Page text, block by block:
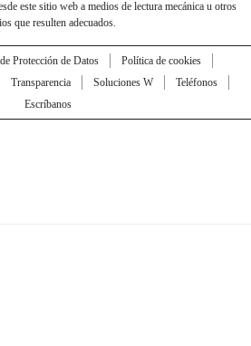
este sitio web a medios de lectura mecánica u otros
que resulten adecuados.
Protección de Datos
Política de cookies
Transparencia Soluciones W
Teléfonos
Escríbanos